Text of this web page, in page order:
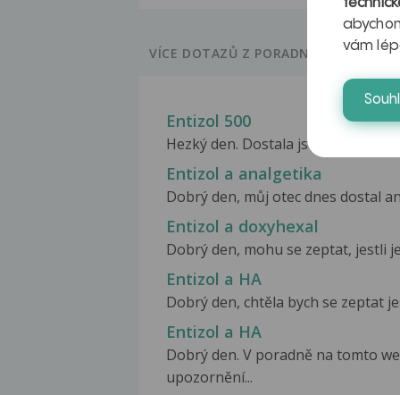
VÍCE DOTAZŮ Z PORADNY
Entizol 500
Hezký den. Dostala jsem k užívání
Entizol a analgetika
Dobrý den, můj otec dnes dostal
Entizol a doxyhexal
Dobrý den, mohu se zeptat, jestli
Entizol a HA
Dobrý den, chtěla bych se zeptat
Entizol a HA
Dobrý den. V poradně na tomto
upozornění...
vám